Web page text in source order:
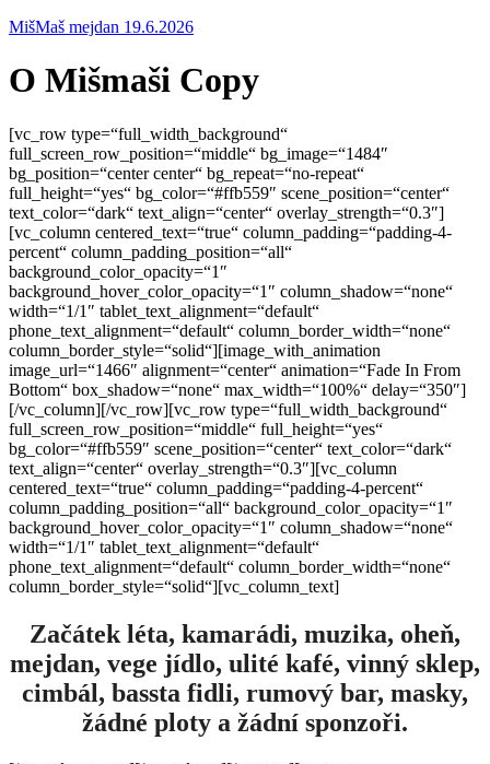
MišMaš mejdan 19.6.2026
O Mišmaši Copy
[vc_row type=“full_width_background“
full_screen_row_position=“middle“ bg_image=“1484″
bg_position=“center center“ bg_repeat=“no-repeat“
full_height=“yes“ bg_color=“#ffb559″ scene_position=“center“
text_color=“dark“ text_align=“center“ overlay_strength=“0.3″]
[vc_column centered_text=“true“ column_padding=“padding-4-
percent“ column_padding_position=“all“
background_color_opacity=“1″
background_hover_color_opacity=“1″ column_shadow=“none“
width=“1/1″ tablet_text_alignment=“default“
phone_text_alignment=“default“ column_border_width=“none“
column_border_style=“solid“][image_with_animation
image_url=“1466″ alignment=“center“ animation=“Fade In From
Bottom“ box_shadow=“none“ max_width=“100%“ delay=“350″]
[/vc_column][/vc_row][vc_row type=“full_width_background“
full_screen_row_position=“middle“ full_height=“yes“
bg_color=“#ffb559″ scene_position=“center“ text_color=“dark“
text_align=“center“ overlay_strength=“0.3″][vc_column
centered_text=“true“ column_padding=“padding-4-percent“
column_padding_position=“all“ background_color_opacity=“1″
background_hover_color_opacity=“1″ column_shadow=“none“
width=“1/1″ tablet_text_alignment=“default“
phone_text_alignment=“default“ column_border_width=“none“
column_border_style=“solid“][vc_column_text]
Začátek léta, kamarádi, muzika, oheň,
mejdan, vege jídlo, ulité kafé, vinný sklep,
cimbál, bassta fidli, rumový bar, masky,
žádné ploty a žádní sponzoři.